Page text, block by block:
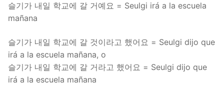
슬기가 내일 학교에 갈 거예요 = Seulgi irá a la escuela
mañana
슬기가 내일 학교에 갈 것이라고 했어요 = Seulgi dijo que
irá a la escuela mañana, o
슬기가 내일 학교에 갈 거라고 했어요 = Seulgi dijo que
irá a la escuela mañana